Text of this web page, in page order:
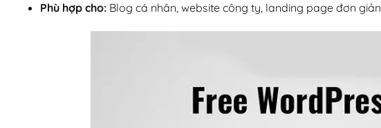
Phù hợp cho:Blog cá nhân, website công ty, landing page đơn giản